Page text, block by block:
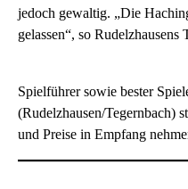
jedoch gewaltig. „Die
gelassen“, so
Spielführer sowie bester
(Rudelzhausen/Tegernbach)
und Preise in Empfang